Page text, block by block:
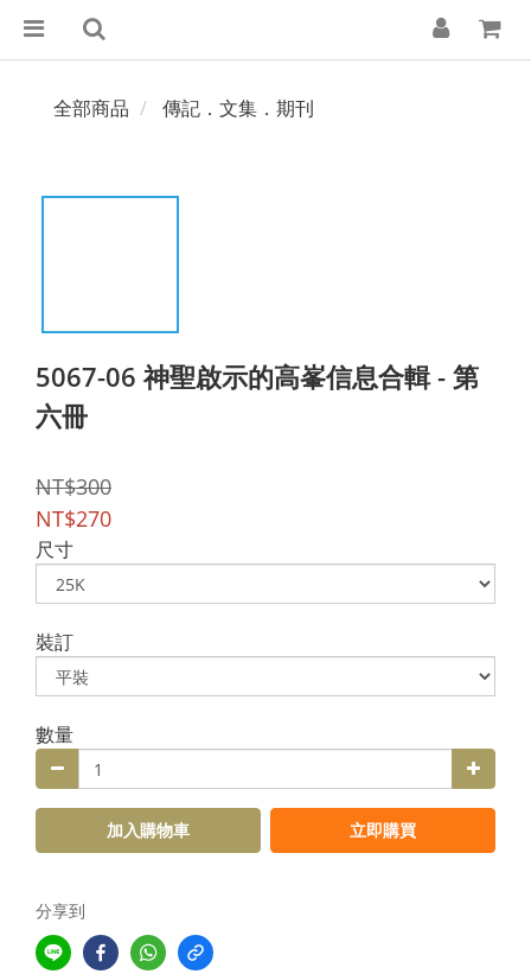
全部商品 傳記．文集．期刊
5067-06 神聖啟示的高峯信息合輯 - 第
六冊
NT$300
NT$270
尺寸
裝訂
數量
加入購物車 立即購買
分享到